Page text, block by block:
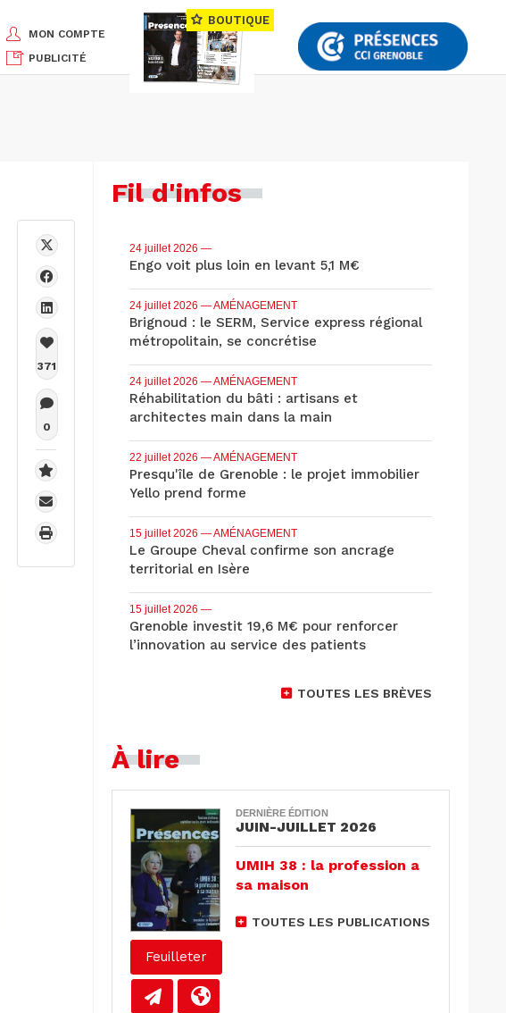
MON COMPTE
PUBLICITÉ
BOUTIQUE
371
0
Fil d'infos
24 juillet 2026 —
Engo voit plus loin en levant 5,1 M€
24 juillet 2026 — AMÉNAGEMENT
Brignoud : le SERM, Service express régional
métropolitain, se concrétise
24 juillet 2026 — AMÉNAGEMENT
Réhabilitation du bâti : artisans et
architectes main dans la main
22 juillet 2026 — AMÉNAGEMENT
Presqu'île de Grenoble : le projet immobilier
Yello prend forme
15 juillet 2026 — AMÉNAGEMENT
Le Groupe Cheval confirme son ancrage
territorial en Isère
15 juillet 2026 —
Grenoble investit 19,6 M€ pour renforcer
l’innovation au service des patients
TOUTES LES BRÈVES
À lire
Feuilleter
DERNIÈRE ÉDITION
JUIN-JUILLET 2026
UMIH 38 : la profession a
sa maison
TOUTES LES PUBLICATIONS